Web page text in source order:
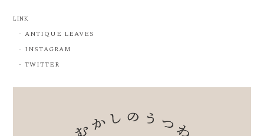
LINK
ANTIQUE LEAVES
INSTAGRAM
TWITTER